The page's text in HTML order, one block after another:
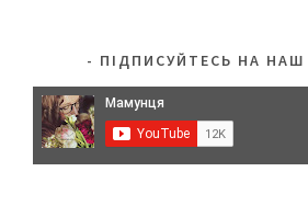
немовля
і
тодлера?
ПІДПИСУЙТЕСЬ НА НАШ